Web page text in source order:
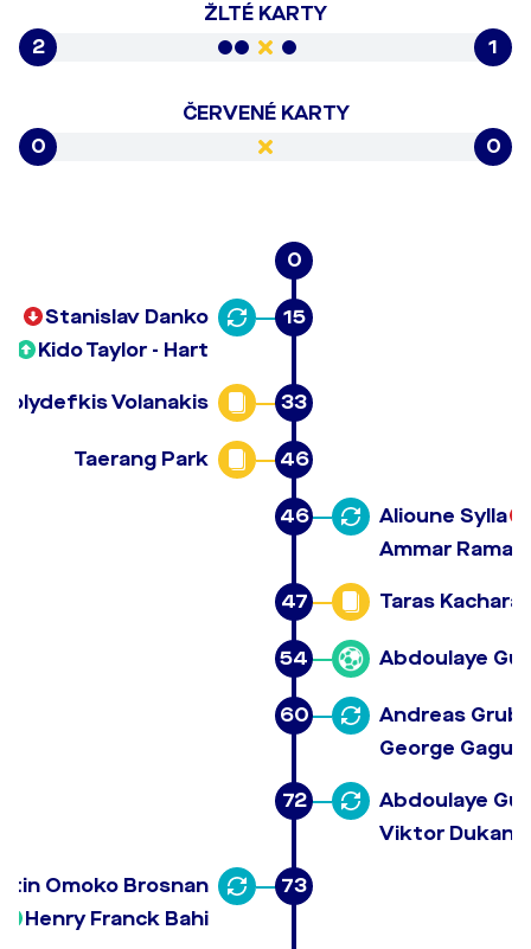
ŽLTÉ KARTY
2
1
ČERVENÉ KARTY
0
0
0
15
Stanislav Danko
Kido Taylor - Hart
33
Volanakis
46
Taerang Park
46
Alioune Sylla
Ammar
47 Taras
54 Abdoulaye
60
Andreas
George Gagua
72
Abdoulaye
Viktor
73
Omoko Brosnan
Henry Franck Bahi